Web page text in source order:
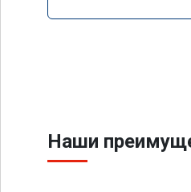
Наши